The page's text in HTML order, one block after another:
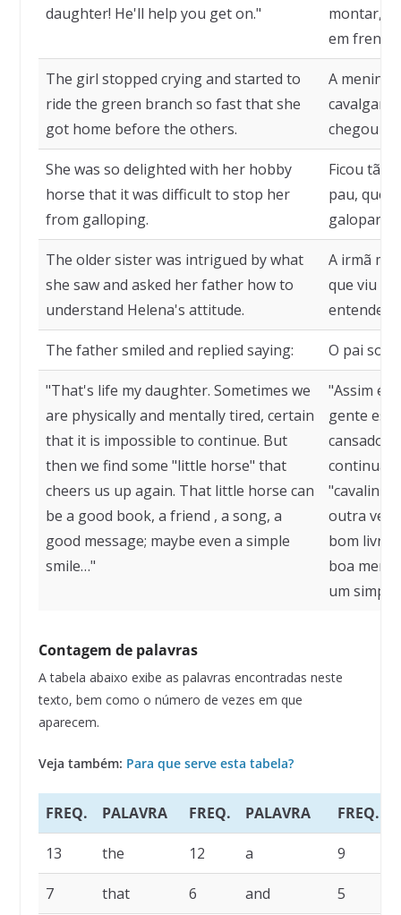
daughter! He'll help you get on."
montar,
em
The girl stopped crying and started to
ride the green branch so fast that she
got home before the others.
A menina
cavalgar
chegou
She was so delighted with her hobby
horse that it was difficult to stop her
from galloping.
Ficou tão
pau, que
galopar.
The older sister was intrigued by what
she saw and asked her father how to
understand Helena's attitude.
A irmã
que viu e
entender
The father smiled and replied saying: O pai
"That's life my daughter. Sometimes we
are physically and mentally tired, certain
that it is impossible to continue. But
then we find some "little horse" that
cheers us up again. That little horse can
be a good book, a friend , a song, a
good message; maybe even a simple
smile…"
"Assim é
gente
cansado,
continuar.
outra vez.
bom livro,
boa
um
Contagem de palavras
A tabela abaixo exibe as palavras encontradas neste
texto, bem como o número de vezes em que
aparecem.
Veja também: Para que serve esta tabela?
FREQ. PALAVRA FREQ. PALAVRA FREQ.
13 the 12 a 9
7 that 6 and 5